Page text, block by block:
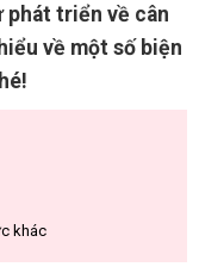
phát triển về cân
về một số biện
khác